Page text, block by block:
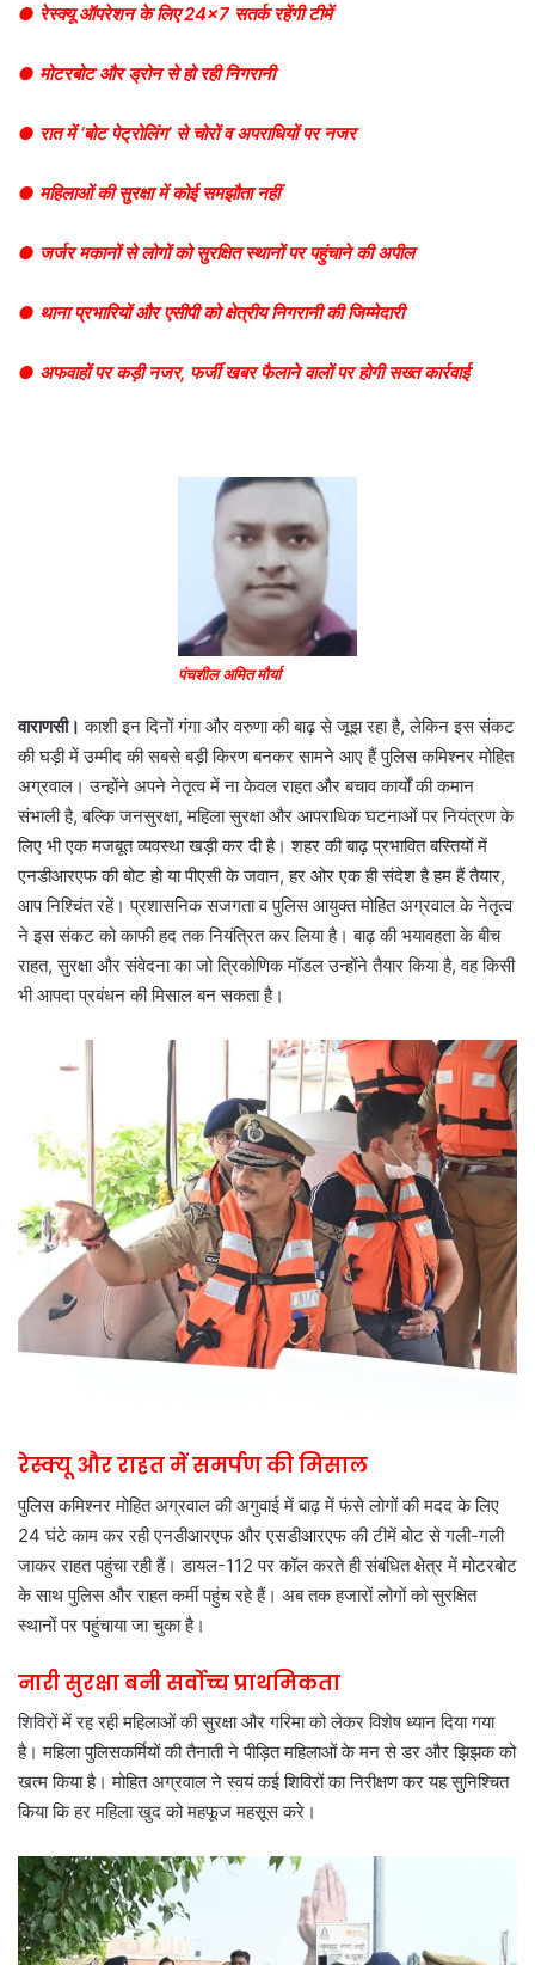
● रेस्क्यू ऑपरेशन के लिए 24×7 सतर्क रहेंगी टीमें
● मोटरबोट और ड्रोन से हो रही निगरानी
● रात में ‘बोट पेट्रोलिंग’ से चोरों व अपराधियों पर नजर
● महिलाओं की सुरक्षा में कोई समझौता नहीं
● जर्जर मकानों से लोगों को सुरक्षित स्थानों पर पहुंचाने की अपील
● थाना प्रभारियों और एसीपी को क्षेत्रीय निगरानी की जिम्मेदारी
● अफवाहों पर कड़ी नजर, फर्जी खबर फैलाने वालों पर होगी सख्त कार्रवाई
पंचशील अमित मौर्या
वाराणसी। काशी इन दिनों गंगा और वरुणा की बाढ़ से जूझ रहा है, लेकिन इस संकट
की घड़ी में उम्मीद की सबसे बड़ी किरण बनकर सामने आए हैं पुलिस कमिश्नर मोहित
अग्रवाल। उन्होंने अपने नेतृत्व में ना केवल राहत और बचाव कार्यों की कमान
संभाली है, बल्कि जनसुरक्षा, महिला सुरक्षा और आपराधिक घटनाओं पर नियंत्रण के
लिए भी एक मजबूत व्यवस्था खड़ी कर दी है। शहर की बाढ़ प्रभावित बस्तियों में
एनडीआरएफ की बोट हो या पीएसी के जवान, हर ओर एक ही संदेश है हम हैं तैयार,
आप निश्चिंत रहें। प्रशासनिक सजगता व पुलिस आयुक्त मोहित अग्रवाल के नेतृत्व
ने इस संकट को काफी हद तक नियंत्रित कर लिया है। बाढ़ की भयावहता के बीच
राहत, सुरक्षा और संवेदना का जो त्रिकोणिक मॉडल उन्होंने तैयार किया है, वह किसी
भी आपदा प्रबंधन की मिसाल बन सकता है।
रेस्क्यू और राहत में समर्पण की मिसाल
पुलिस कमिश्नर मोहित अग्रवाल की अगुवाई में बाढ़ में फंसे लोगों की मदद के लिए
24 घंटे काम कर रही एनडीआरएफ और एसडीआरएफ की टीमें बोट से गली-गली
जाकर राहत पहुंचा रही हैं। डायल-112 पर कॉल करते ही संबंधित क्षेत्र में मोटरबोट
के साथ पुलिस और राहत कर्मी पहुंच रहे हैं। अब तक हजारों लोगों को सुरक्षित
स्थानों पर पहुंचाया जा चुका है।
नारी सुरक्षा बनी सर्वोच्च प्राथमिकता
शिविरों में रह रही महिलाओं की सुरक्षा और गरिमा को लेकर विशेष ध्यान दिया गया
है। महिला पुलिसकर्मियों की तैनाती ने पीड़ित महिलाओं के मन से डर और झिझक को
खत्म किया है। मोहित अग्रवाल ने स्वयं कई शिविरों का निरीक्षण कर यह सुनिश्चित
किया कि हर महिला खुद को महफूज महसूस करे।